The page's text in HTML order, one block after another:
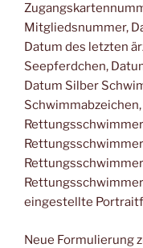
Mitgliedsnummer,
Datum des letzten
Seepferdchen,
Datum Silber
eingestellte
Neue Formulierung